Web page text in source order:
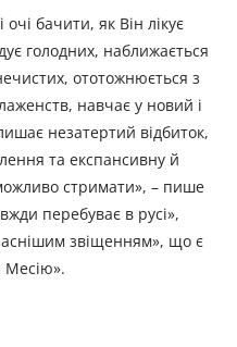
бачити, як Він лікує
голодних, наближається
ототожнюється з
навчає у новий і
незатертий відбиток,
та експансивну й
стримати», – пише
перебуває в русі»,
звіщенням», що є
Месію».